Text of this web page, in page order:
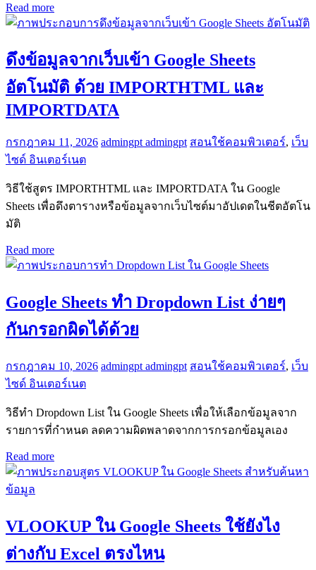
Read more
ดึงข้อมูลจากเว็บเข้า Google Sheets
อัตโนมัติ ด้วย IMPORTHTML และ
IMPORTDATA
กรกฎาคม 11, 2026 admingpt admingpt สอนใช้คอมพิวเตอร์, เว็บ
ไซด์ อินเตอร์เนต
วิธีใช้สูตร IMPORTHTML และ IMPORTDATA ใน Google
Sheets เพื่อดึงตารางหรือข้อมูลจากเว็บไซต์มาอัปเดตในชีตอัตโน
มัติ
Read more
Google Sheets ทำ Dropdown List ง่ายๆ
กันกรอกผิดได้ด้วย
กรกฎาคม 10, 2026 admingpt admingpt สอนใช้คอมพิวเตอร์, เว็บ
ไซด์ อินเตอร์เนต
วิธีทำ Dropdown List ใน Google Sheets เพื่อให้เลือกข้อมูลจาก
รายการที่กำหนด ลดความผิดพลาดจากการกรอกข้อมูลเอง
Read more
VLOOKUP ใน Google Sheets ใช้ยังไง
ต่างกับ Excel ตรงไหน